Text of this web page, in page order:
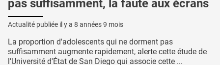
pas suffisamment, la faute aux écrans
Actualité publiée il y a 8 années 9 mois
La proportion d'adolescents qui ne dorment pas
suffisamment augmente rapidement, alerte cette étude de
l’Université d'État de San Diego qui associe cette ...